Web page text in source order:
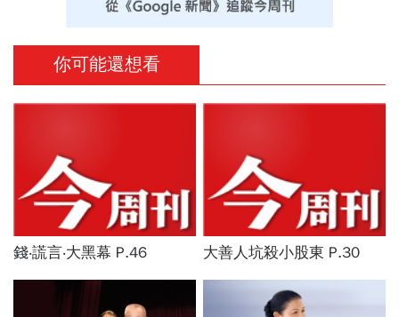
你可能還想看
錢‧謊言‧大黑幕 P.46 大善人坑殺小股東 P.30